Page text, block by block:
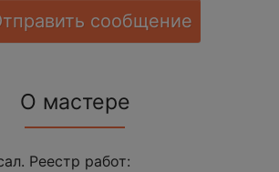
сообщение
О мастере
Реестр работ: